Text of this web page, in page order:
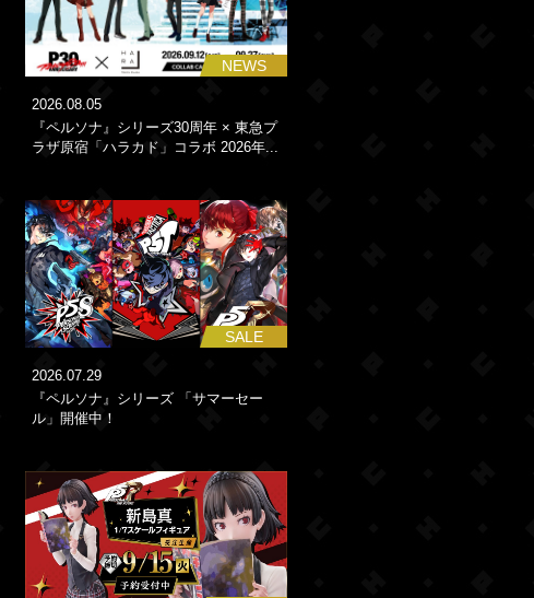
NEWS
2026.08.05
『ペルソナ』シリーズ30周年 × 東急プ
ラザ原宿「ハラカド」コラボ 2026年...
SALE
2026.07.29
『ペルソナ』シリーズ 「サマーセー
ル」開催中！